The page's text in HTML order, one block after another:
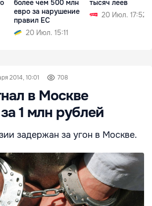
более чем 500 млн
евро за нарушение
правил ЕС
20 Июл. 15:11
тысяч леев
20 Июл. 17:52
2014, 10:01 708
в Москве
1 млн рублей
задержан за угон в Москве.